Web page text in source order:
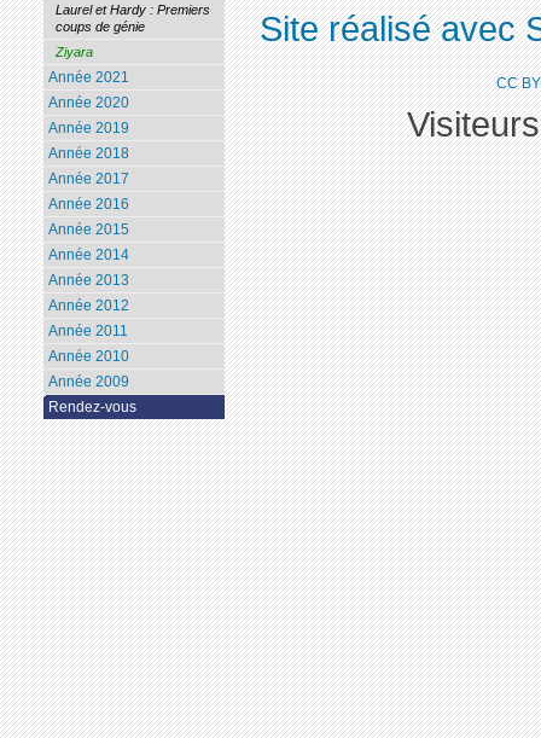
Laurel et Hardy : Premiers
coups de génie
Ziyara
Année 2021
Année 2020
Année 2019
Année 2018
Année 2017
Année 2016
Année 2015
Année 2014
Année 2013
Année 2012
Année 2011
Année 2010
Année 2009
Rendez-vous
Site réalisé avec
CC